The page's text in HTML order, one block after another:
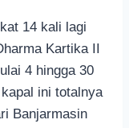
14 kali lagi
Kartika II
4 hingga 30
ini totalnya
Banjarmasin